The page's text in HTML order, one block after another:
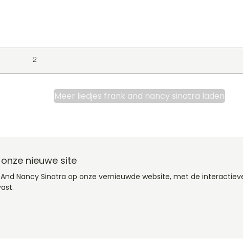
2
Meer liedjes frank and nancy sinatra laden
nieuwe site
Nancy Sinatra op onze vernieuwde website, met de